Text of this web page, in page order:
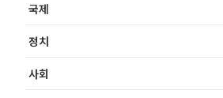
국제
정치
사회